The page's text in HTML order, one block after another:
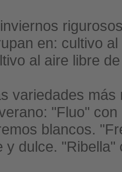
en: cultivo
al aire libre
variedades
"Fluo"
blancos.
y dulce.